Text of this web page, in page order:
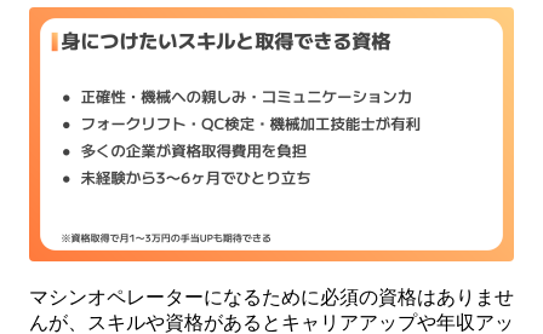
マシンオペレーターになるために必須の資格はありませ
んが、スキルや資格があるとキャリアアップや年収アッ